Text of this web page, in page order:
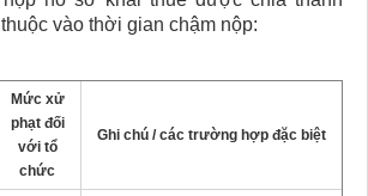
vào thời gian chậm nộp:
Mức xử
phạt đối
với tổ
chức
Ghi chú / các trường hợp đặc biệt